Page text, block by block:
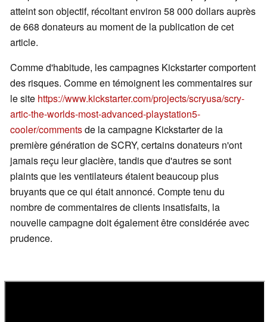
atteint son objectif, récoltant environ 58 000 dollars auprès
de 668 donateurs au moment de la publication de cet
article.
Comme d'habitude, les campagnes Kickstarter comportent
des risques. Comme en témoignent les commentaires sur
le site https://www.kickstarter.com/projects/scryusa/scry-
artic-the-worlds-most-advanced-playstation5-
cooler/commentsde la campagne Kickstarter de la
première génération de SCRY, certains donateurs n'ont
jamais reçu leur glacière, tandis que d'autres se sont
plaints que les ventilateurs étaient beaucoup plus
bruyants que ce qui était annoncé. Compte tenu du
nombre de commentaires de clients insatisfaits, la
nouvelle campagne doit également être considérée avec
prudence.